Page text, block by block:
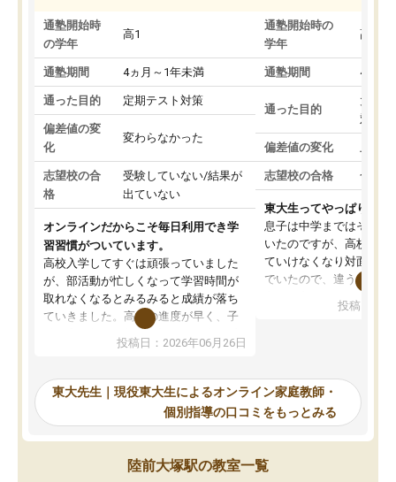
通塾開始時
の学年
高1
通塾期間 4ヵ月～1年未満
通った目的 定期テスト対策
偏差値の変
化
変わらなかった
志望校の合
格
受験していない/結果が
出ていない
オンラインだからこそ毎日利用でき学
習習慣がついています。
高校入学してすぐは頑張っていました
が、部活動が忙しくなって学習時間が
取れなくなるとみるみると成績が落ち
ていきました。高校の進度が早く、子
供も家に帰って勉強の話すると嫌な反
応を示します。東大先生にお願いして
れるので、親としても安心です。毎日
使える自習室とかもあり、わからない
ところがあれば先生が回答してくれる
のも重宝しています。
投稿日：2026年06月26日
通塾開始時の
学年
高3
通塾期間 4ヵ月
通った目的
大学
対策
偏差値の変化
志望校の合格 合格
東大生ってやっぱりすご
息子は中学まではそこそ
いたのですが、高校に入
ていけなくなり対面の塾
でいたので、違うアプロ
で、当初は模試でD判定
自習室が毎日使えていつ
るのが心強かったよう
謝です。
投稿日：
東大先生｜現役東大生によるオンライン家庭教師・
個別指導の口コミをもっとみる
陸前大塚駅の教室一覧